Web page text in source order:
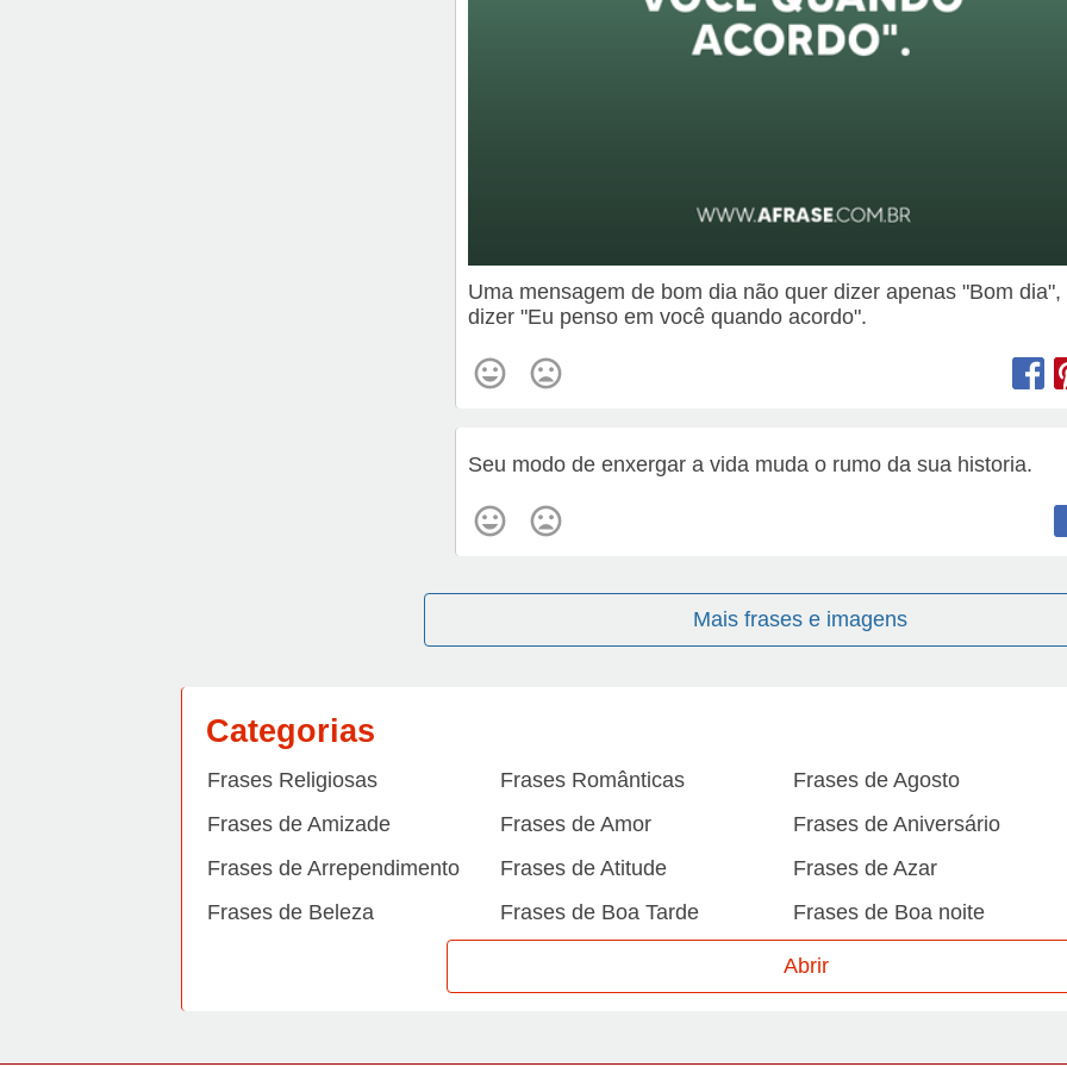
Uma mensagem de bom dia não quer dizer apenas "Bom dia",
dizer "Eu penso em você quando acordo".
Seu modo de enxergar a vida muda o rumo da sua historia.
Mais frases e imagens
Categorias
Frases Religiosas Frases Românticas
Frases de Agosto
Frases de Amizade
Frases de Amor
Frases de Aniversário
Frases de Arrependimento
Frases de Atitude
Frases de Azar
Frases de Beleza
Frases de Boa Tarde
Frases de Boa noite
Frases de Caráter
Frases de Desculpa
Frases de Dezembro
Abrir